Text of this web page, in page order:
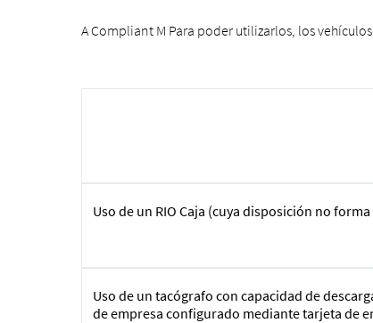
A Compliant M Para poder utilizarlos, los
Uso de un RIO Caja (cuya disposición no
Uso de un tacógrafo con capacidad de
de empresa configurado mediante tarjeta de